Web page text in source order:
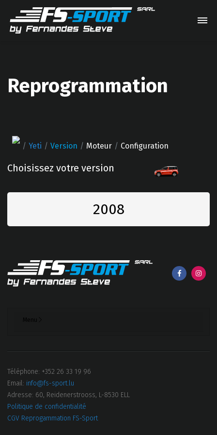
Reprogrammation
Yeti Version Moteur Configuration
Choisissez votre version
2008
Menu
Téléphone: +352 26 33 19 96
Email: info@fs-sport.lu
Adresse: 60, Reidenerstrooss, L-8530 ELL
Politique de confidentialité
CGV Reprogammation FS-Sport